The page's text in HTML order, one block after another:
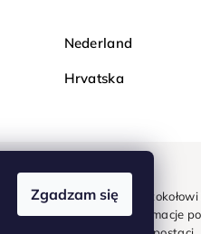
Zgadzam się
Nederland
Hrvatska
w Diamondi. Dzięki
- wszystkie informacje